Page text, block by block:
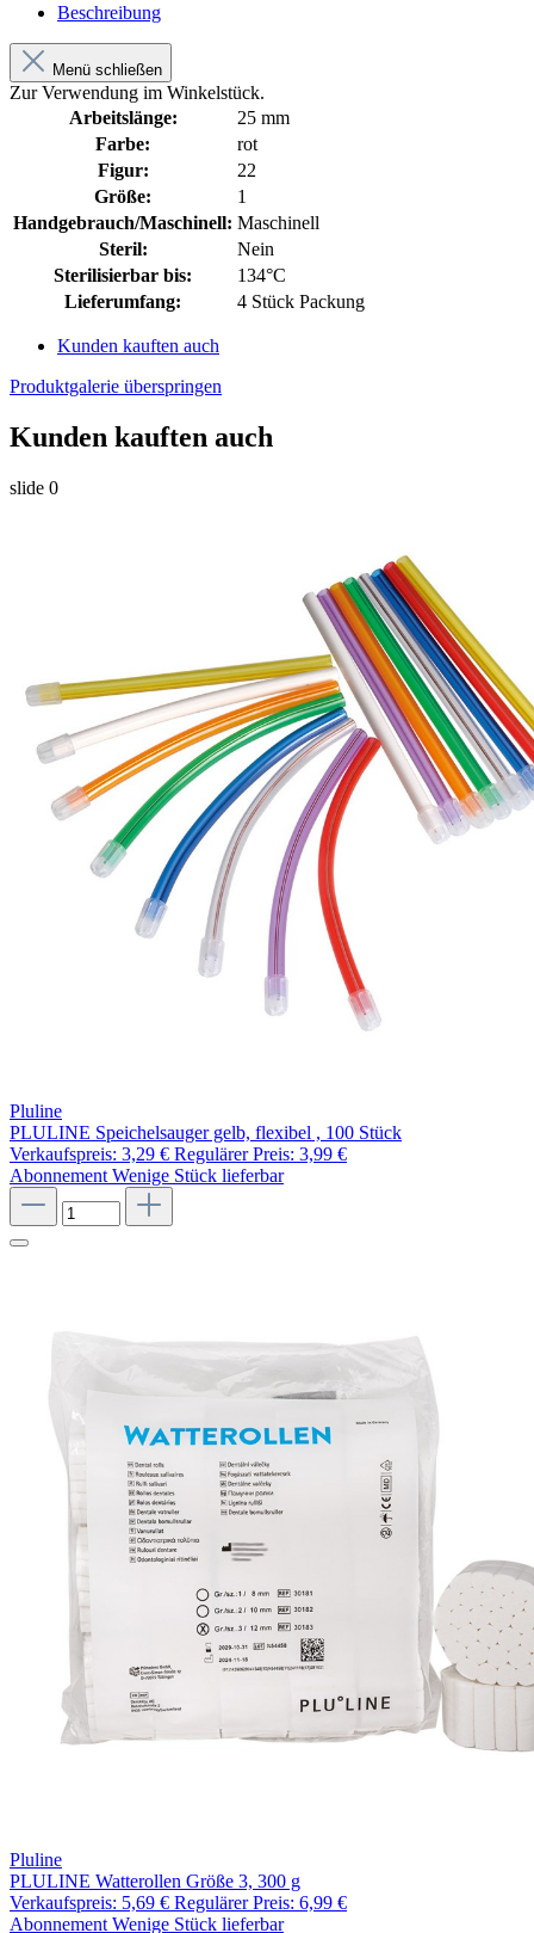
Beschreibung
Menü schließen
Zur Verwendung im Winkelstück.
Arbeitslänge:
25 mm
Farbe:
rot
Figur:
22
Größe:
1
Handgebrauch/Maschinell: Maschinell
Steril:
Nein
Sterilisierbar bis:
134°C
Lieferumfang:
4 Stück Packung
Kunden kauften auch
Produktgalerie überspringen
Kunden kauften auch
slide 0
Pluline
PLULINE Speichelsauger gelb, flexibel , 100 Stück
Verkaufspreis: 3,29 € Regulärer Preis: 3,99 €
Abonnement Wenige Stück lieferbar
Pluline
PLULINE Watterollen Größe 3, 300 g
Verkaufspreis: 5,69 € Regulärer Preis: 6,99 €
Abonnement Wenige Stück lieferbar